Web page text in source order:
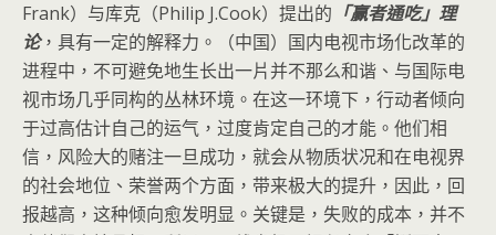
Frank）与库克（Philip J.Cook）提出的 「赢者通吃」理
论，具有一定的解释力。（中国）国内电视市场化改革的
进程中，不可避免地生长出一片并不那么和谐、与国际电
视市场几乎同构的丛林环境。在这一环境下，行动者倾向
于过高估计自己的运气，过度肯定自己的才能。他们相
信，风险大的赌注一旦成功，就会从物质状况和在电视界
的社会地位、荣誉两个方面，带来极大的提升，因此，回
报越高，这种倾向愈发明显。关键是，失败的成本，并不